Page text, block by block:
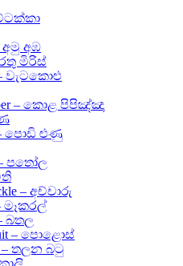
අමු අඹ
රතු මිරිස්
– වැටකොළු
– කොළ පිපිඤ්ඤා
– පොඩි ළුණු
– පතෝල
– අච්චාරු
මෑකරල්
බතල
– පොළොස්
– තලන බටු